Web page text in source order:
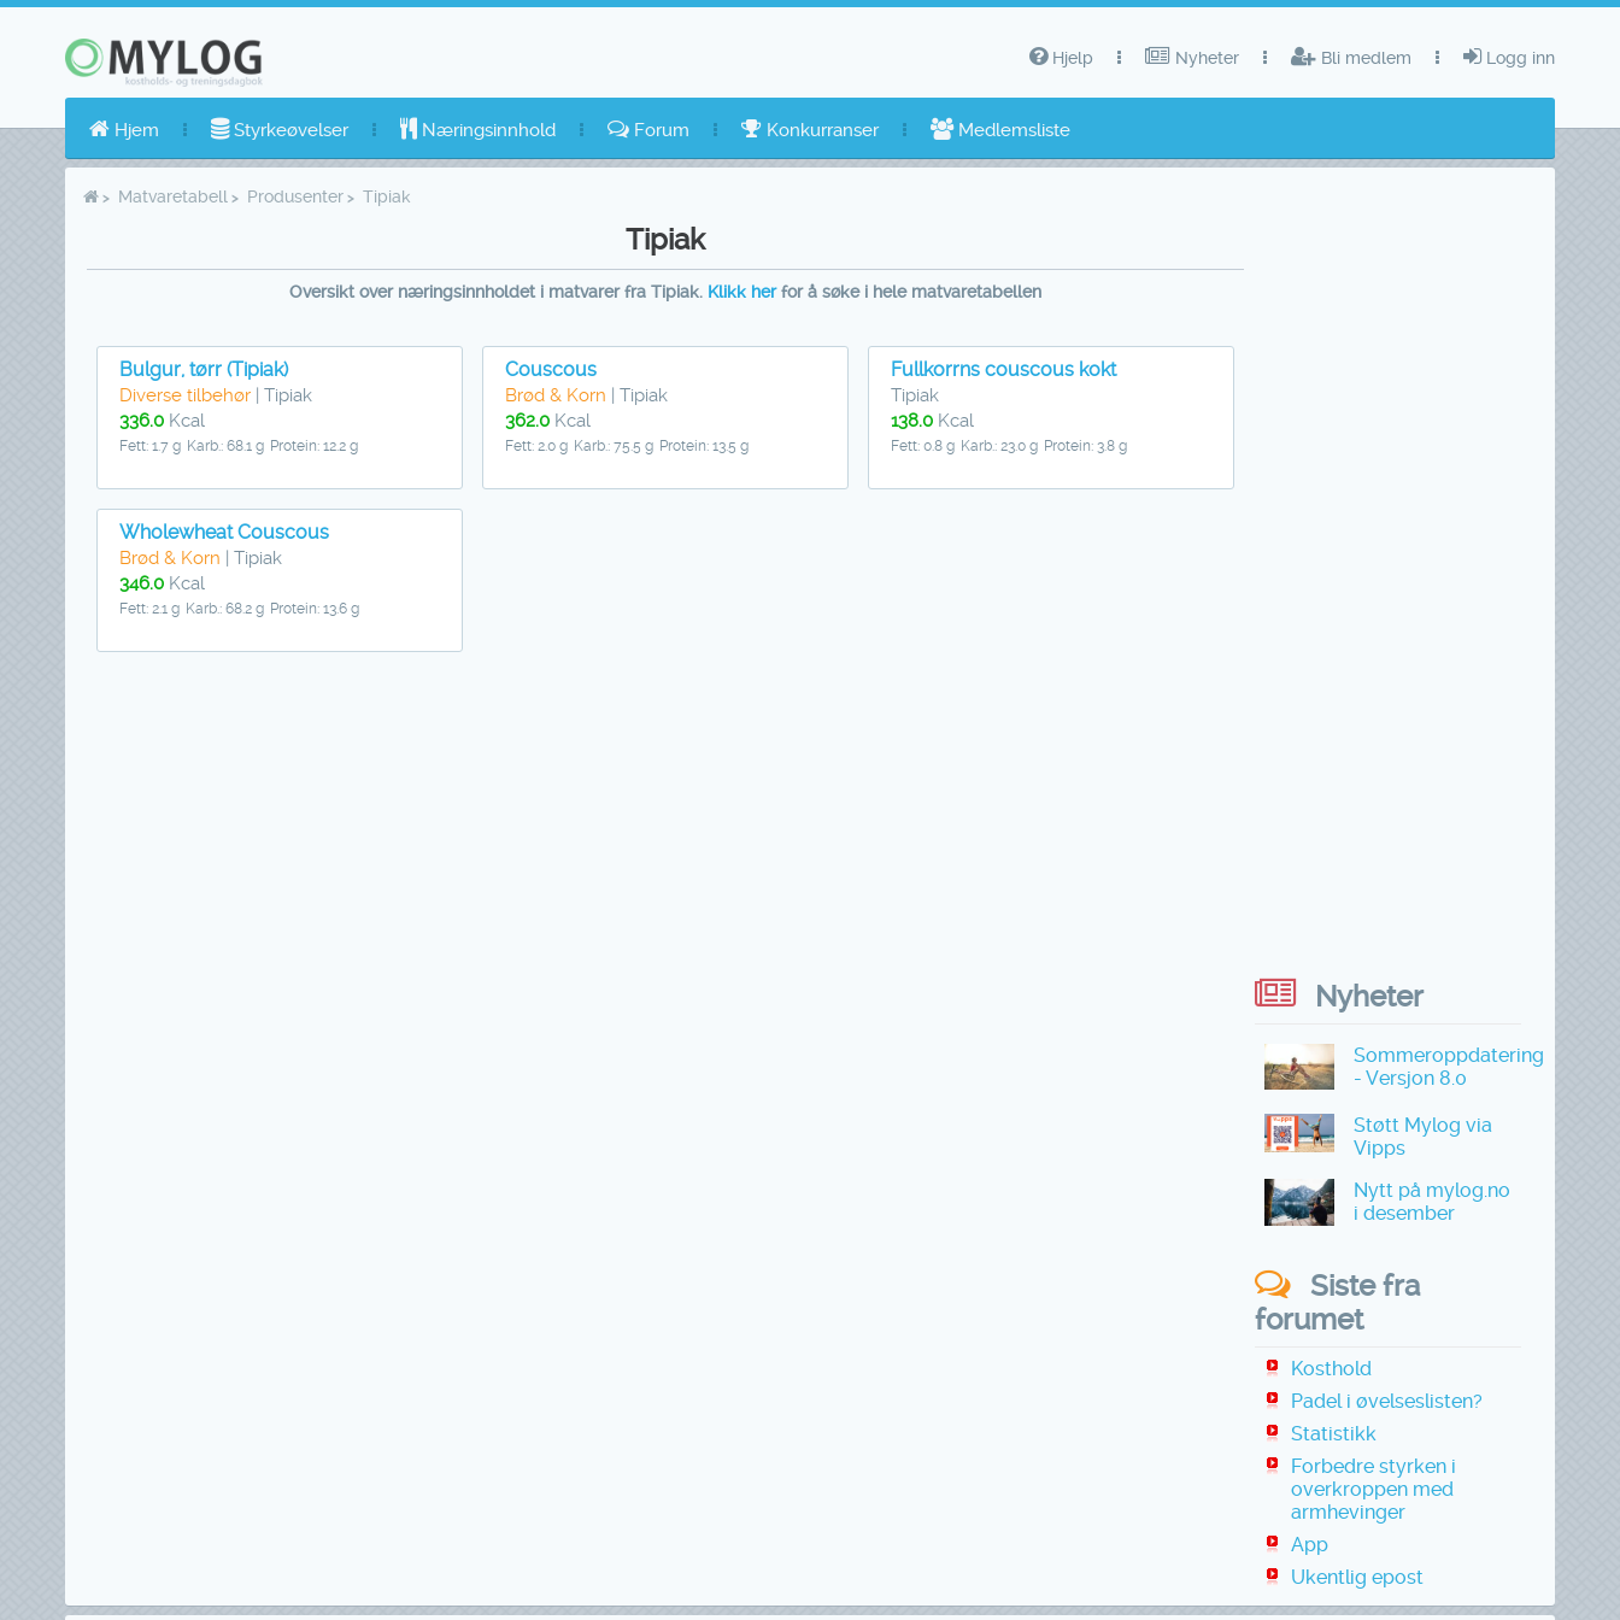
Logg inn
Bli medlem
Nyheter
Hjelp
Hjem Styrkeøvelser Næringsinnhold Forum Konkurranser Medlemsliste
Matvaretabell Produsenter Tipiak
Tipiak
Oversikt over næringsinnholdet i matvarer fra Tipiak. Klikk herfor å søke i hele matvaretabellen
Bulgur, tørr (Tipiak)
Diverse tilbehør | Tipiak
336.0 Kcal
Fett: 1.7 g Karb.: 68.1 g Protein: 12.2 g
Couscous
Brød & Korn | Tipiak
362.0 Kcal
Fett: 2.0 g Karb.: 75.5 g Protein: 13.5 g
Fullkorrns couscous kokt
Tipiak
138.0Kcal
Fett: 0.8 g Karb.: 23.0 g Protein: 3.8 g
Wholewheat Couscous
Brød & Korn | Tipiak
346.0 Kcal
Fett: 2.1 g Karb.: 68.2 g Protein: 13.6 g
Nyheter
Sommeroppdatering
- Versjon 8.0
Støtt Mylog via
Vipps
Nytt på mylog.no
i desember
Siste fra
forumet
Kosthold
Padel i øvelseslisten?
Statistikk
Forbedre styrken i
overkroppen med
armhevinger
App
Ukentlig epost